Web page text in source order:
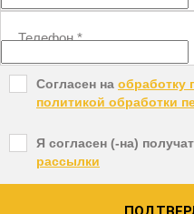
Телефон*
Согласен на обработку
политикой обработки
Я согласен (-на)
рассылки